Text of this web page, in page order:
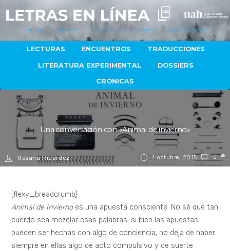
Portada Autores Artículos Contacto Quiénes Somos
LECTURAS ENCUENTROS TRADUCCIONES
LITERATURA EXPERIMENTAL DOSSIERS
CRÓNICAS
1 octubre, 2015
Una conversación con «Animal de invierno»
Rosana Ricárdez 0
[flexy_breadcrumb]
Animal de Inviernoes una apuesta consciente. No sé qué tan
cuerdo sea mezclar esas palabras: si bien las apuestas
pueden ser hechas con algo de conciencia, no deja de haber
siempre en ellas algo de acto compulsivo y de suerte